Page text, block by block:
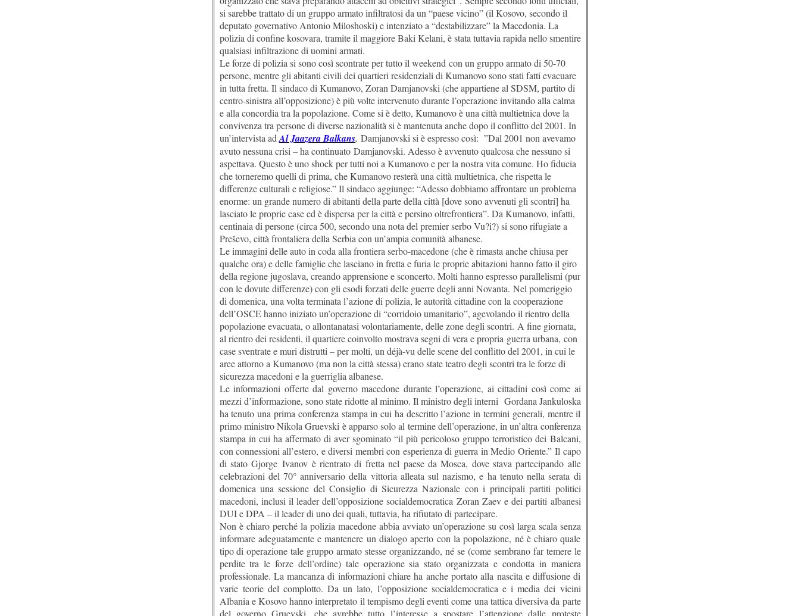
si sarebbe trattato di un gruppo armato infiltratosi da un “paese vicino” (il Kosovo, secondo il
deputato governativo Antonio Miloshoski) e intenziato a “destabilizzare” la Macedonia. La
polizia di confine kosovara, tramite il maggiore Baki Kelani, è stata tuttavia rapida nello smentire
qualsiasi infiltrazione di uomini armati.
Le forze di polizia si sono così scontrate per tutto il weekend con un gruppo armato di 50-70
persone, mentre gli abitanti civili dei quartieri residenziali di Kumanovo sono stati fatti evacuare
in tutta fretta. Il sindaco di Kumanovo, Zoran Damjanovski (che appartiene al SDSM, partito di
centro-sinistra all’opposizione) è più volte intervenuto durante l’operazione invitando alla calma
e alla concordia tra la popolazione. Come si è detto, Kumanovo è una città multietnica dove la
convivenza tra persone di diverse nazionalità si è mantenuta anche dopo il conflitto del 2001. In
un’intervista ad Al Jaazera Balkans, Damjanovski si è espresso così: ”Dal 2001 non avevamo
avuto nessuna crisi – ha continuato Damjanovski. Adesso è avvenuto qualcosa che nessuno si
aspettava. Questo è uno shock per tutti noi a Kumanovo e per la nostra vita comune. Ho fiducia
che torneremo quelli di prima, che Kumanovo resterà una città multietnica, che rispetta le
differenze culturali e religiose.” Il sindaco aggiunge: “Adesso dobbiamo affrontare un problema
enorme: un grande numero di abitanti della parte della città [dove sono avvenuti gli scontri] ha
lasciato le proprie case ed è dispersa per la città e persino oltrefrontiera”. Da Kumanovo, infatti,
centinaia di persone (circa 500, secondo una nota del premier serbo Vu?i?) si sono rifugiate a
Preševo, città frontaliera della Serbia con un’ampia comunità albanese.
Le immagini delle auto in coda alla frontiera serbo-macedone (che è rimasta anche chiusa per
qualche ora) e delle famiglie che lasciano in fretta e furia le proprie abitazioni hanno fatto il giro
della regione jugoslava, creando apprensione e sconcerto. Molti hanno espresso parallelismi (pur
con le dovute differenze) con gli esodi forzati delle guerre degli anni Novanta. Nel pomeriggio
di domenica, una volta terminata l’azione di polizia, le autorità cittadine con la cooperazione
dell’OSCE hanno iniziato un’operazione di “corridoio umanitario”, agevolando il rientro della
popolazione evacuata, o allontanatasi volontariamente, delle zone degli scontri. A fine giornata,
al rientro dei residenti, il quartiere coinvolto mostrava segni di vera e propria guerra urbana, con
case sventrate e muri distrutti – per molti, un déjà-vu delle scene del conflitto del 2001, in cui le
aree attorno a Kumanovo (ma non la città stessa) erano state teatro degli scontri tra le forze di
sicurezza macedoni e la guerriglia albanese.
Le informazioni offerte dal governo macedone durante l’operazione, ai cittadini così come ai
mezzi d’informazione, sono state ridotte al minimo. Il ministro degli interni Gordana Jankuloska
ha tenuto una prima conferenza stampa in cui ha descritto l’azione in termini generali, mentre il
primo ministro Nikola Gruevski è apparso solo al termine dell’operazione, in un’altra conferenza
stampa in cui ha affermato di aver sgominato “il più pericoloso gruppo terroristico dei Balcani,
con connessioni all’estero, e diversi membri con esperienza di guerra in Medio Oriente.” Il capo
di stato Gjorge Ivanov è rientrato di fretta nel paese da Mosca, dove stava partecipando alle
celebrazioni del 70° anniversario della vittoria alleata sul nazismo, e ha tenuto nella serata di
domenica una sessione del Consiglio di Sicurezza Nazionale con i principali partiti politici
macedoni, inclusi il leader dell’opposizione socialdemocratica Zoran Zaev e dei partiti albanesi
DUI e DPA – il leader di uno dei quali, tuttavia, ha rifiutato di partecipare.
Non è chiaroperché la polizia macedone abbia avviato un’operazione su così larga scala senza
informare adeguatamente e mantenere un dialogo aperto con la popolazione, né è chiaro quale
tipo di operazione tale gruppo armato stesse organizzando, né se (come sembrano far temere le
perdite tra le forze dell’ordine) tale operazione sia stato organizzata e condotta in maniera
professionale. La mancanza di informazioni chiare ha anche portato alla nascita e diffusione di
varie teorie del complotto. Da un lato, l’opposizione socialdemocratica e i media dei vicini
Albania e Kosovo hanno interpretato il tempismo degli eventi come una tattica diversiva da parte
del governo Gruevski, che avrebbe tutto l’interesse a spostare l’attenzione dalle proteste